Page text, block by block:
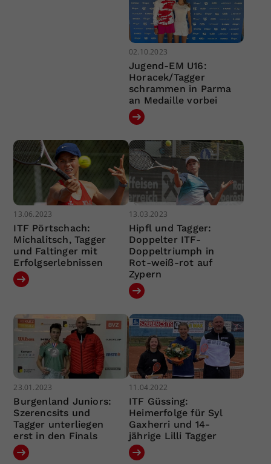
02.10.2023
Jugend-EM U16:
Horacek/Tagger
schrammen in Parma
an Medaille vorbei
13.06.2023
ITF Pörtschach:
Michalitsch, Tagger
und Faltinger mit
Erfolgserlebnissen
13.03.2023
Hipfl und Tagger:
Doppelter ITF-
Doppeltriumph in
Rot-weiß-rot auf
Zypern
23.01.2023
Burgenland Juniors:
Szerencsits und
Tagger unterliegen
erst in den Finals
11.04.2022
ITF Güssing:
Heimerfolge für Syl
Gaxherri und 14-
jährige Lilli Tagger